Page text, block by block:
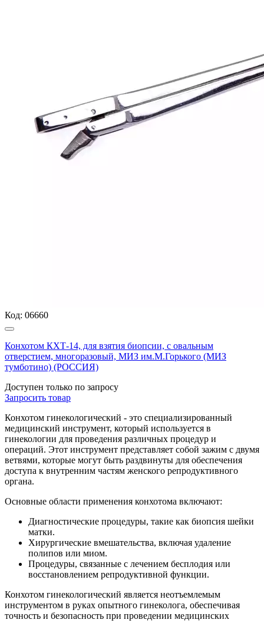
Код: 06660
Конхотом КХТ-14, для взятия биопсии, с овальным
отверстием, многоразовый, МИЗ им.М.Горького (МИЗ
тумботино) (РОССИЯ)
Доступен только по запросу
Запросить товар
Конхотом гинекологический - это специализированный
медицинский инструмент, который используется в
гинекологии для проведения различных процедур и
операций. Этот инструмент представляет собой зажим с двумя
ветвями, которые могут быть раздвинуты для обеспечения
доступа к внутренним частям женского репродуктивного
органа.
Основные области применения конхотома включают:
Диагностические процедуры, такие как биопсия шейки
матки.
Хирургические вмешательства, включая удаление
полипов или миом.
Процедуры, связанные с лечением бесплодия или
восстановлением репродуктивной функции.
Конхотом гинекологический является неотъемлемым
инструментом в руках опытного гинеколога, обеспечивая
точность и безопасность при проведении медицинских